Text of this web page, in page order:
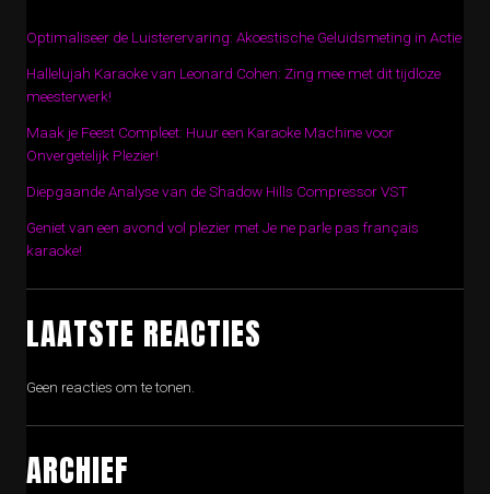
Optimaliseer de Luisterervaring: Akoestische Geluidsmeting in Actie
Hallelujah Karaoke van Leonard Cohen: Zing mee met dit tijdloze
meesterwerk!
Maak je Feest Compleet: Huur een Karaoke Machine voor
Onvergetelijk Plezier!
Diepgaande Analyse van de Shadow Hills Compressor VST
Geniet van een avond vol plezier met Je ne parle pas français
karaoke!
LAATSTE REACTIES
Geen reacties om te tonen.
ARCHIEF